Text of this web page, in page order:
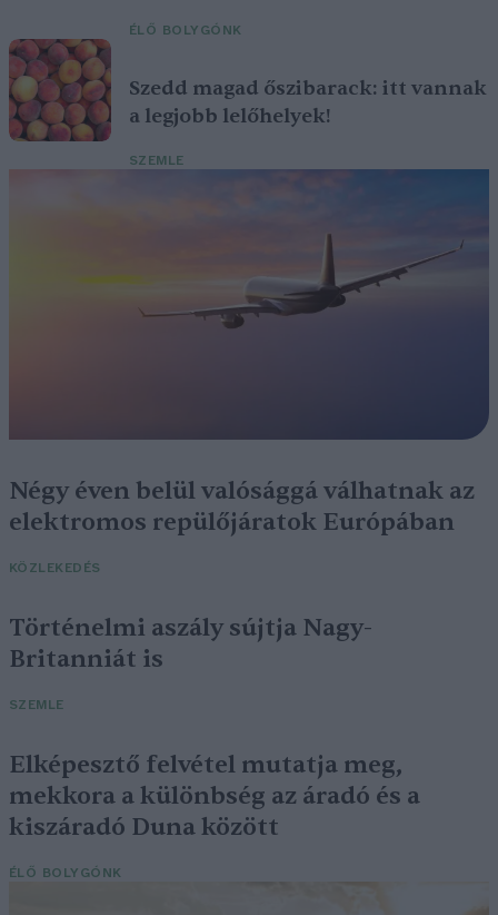
ÉLŐ BOLYGÓNK
Szedd magad őszibarack: itt vannak
a legjobb lelőhelyek!
SZEMLE
Négy éven belül valósággá válhatnak az
elektromos repülőjáratok Európában
KÖZLEKEDÉS
Történelmi aszály sújtja Nagy-
Britanniát is
SZEMLE
Elképesztő felvétel mutatja meg,
mekkora a különbség az áradó és a
kiszáradó Duna között
ÉLŐ BOLYGÓNK